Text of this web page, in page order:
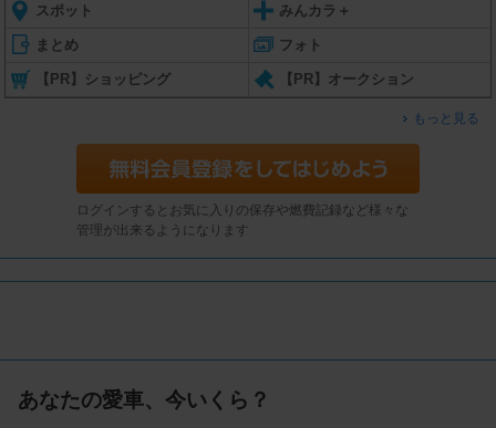
スポット みんカラ＋
まとめ フォト
【PR】ショッピング 【PR】オークション
もっと見る
ログインするとお気に入りの保存や燃費記録など様々な
管理が出来るようになります
あなたの愛車、今いくら？